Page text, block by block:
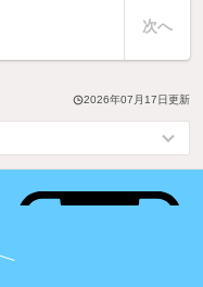
次へ
2026年07月17日更新